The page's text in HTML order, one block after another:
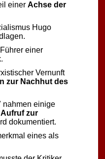
einer Achse der
Hugo
einer
Vernunft
zur Nachhut des
nahmen einige
Aufruf zur
dokumentiert.
eines als